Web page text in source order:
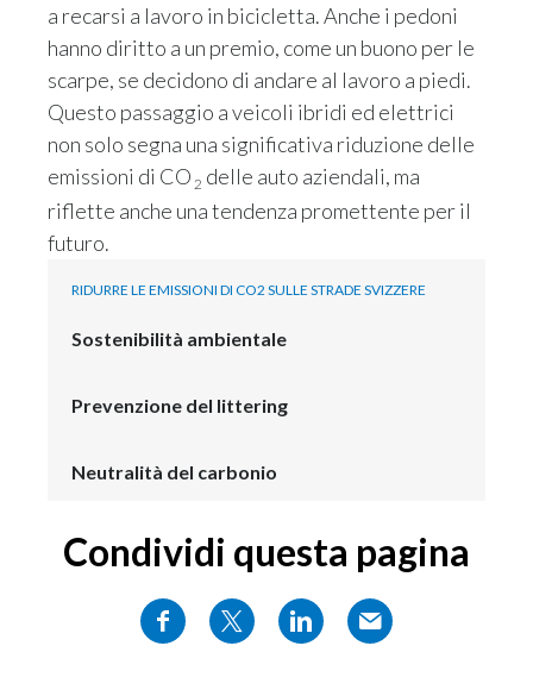
a recarsi a lavoro in bicicletta. Anche i pedoni
hanno diritto a un premio, come un buono per le
scarpe, se decidono di andare al lavoro a piedi.
Questo passaggio a veicoli ibridi ed elettrici
non solo segna una significativa riduzione delle
emissioni di CO 2 delle auto aziendali, ma
riflette anche una tendenza promettente per il
futuro.
RIDURRE LE EMISSIONI DI CO2 SULLE STRADE SVIZZERE
Sostenibilità ambientale
Prevenzione del littering
Neutralità del carbonio
Condividi questa pagina